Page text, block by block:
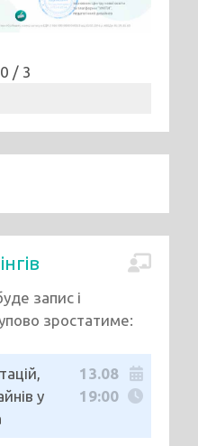
/ 3
запис і
зростатиме:
у
13.08
19:00